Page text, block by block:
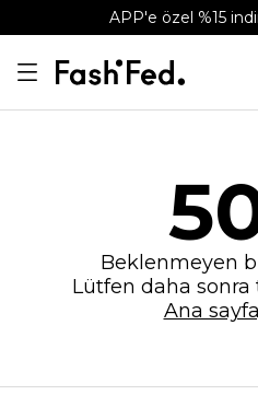
APP'e özel %15
Beklenmeyen
Lütfen daha
Ana